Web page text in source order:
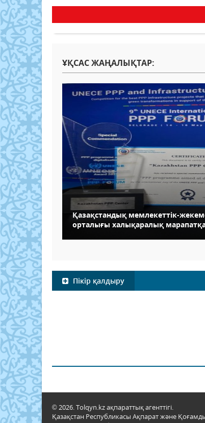
ҰҚСАС ЖАҢАЛЫҚТАР:
Қазақстандық мемлекеттік-
орталығы халықаралық
Пікір қалдыру
© 2026. Tolqyn.kz ақпараттық агенттігі.
Қазақстан Республикасы Ақпарат және